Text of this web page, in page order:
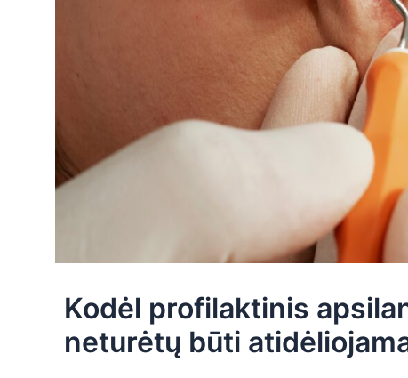
Kodėl profilaktinis
neturėtų būti